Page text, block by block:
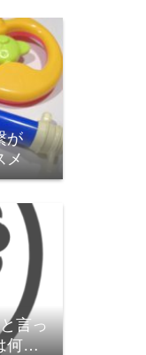
が
メ
言っ
何